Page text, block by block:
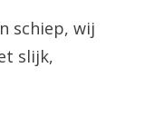
schiep, wij
slijk,